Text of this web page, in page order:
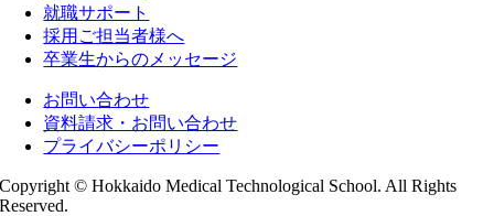
就職サポート
採用ご担当者様へ
卒業生からのメッセージ
お問い合わせ
資料請求・お問い合わせ
プライバシーポリシー
Copyright © Hokkaido Medical Technological School. All Rights
Reserved.